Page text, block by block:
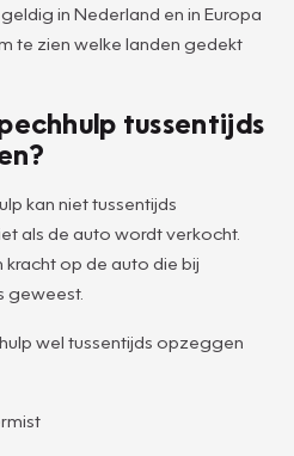
in Nederland en in Europa
te zien welke landen gedekt
tussentijds
kan niet tussentijds
als de auto wordt verkocht.
kracht op de auto die bij
geweest.
wel tussentijds opzeggen